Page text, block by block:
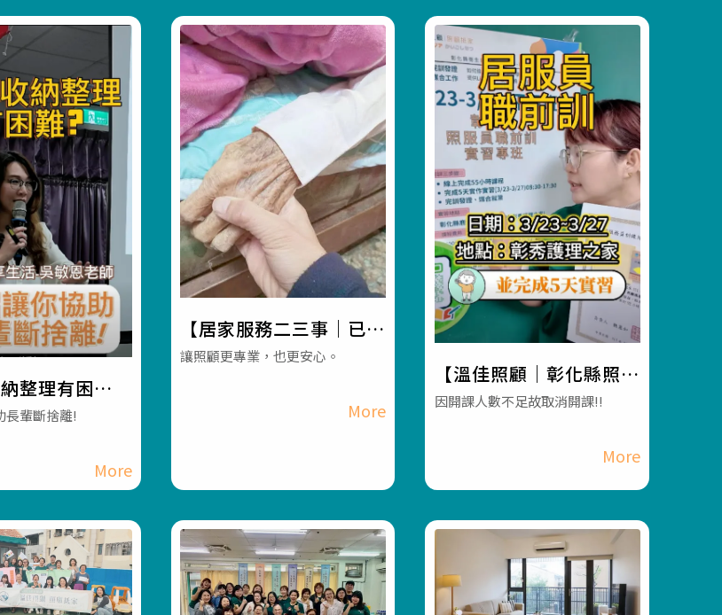
納整理有困
長照機構 #員
長輩斷捨離!
【居家服務二三事｜已經
習慣同一個服務員，為什
照機構 #員林長照機構 #
讓照顧更專業，也更安心。
【溫佳照顧｜彰化縣照服
員職前訓-實習班】#彰化
因開課人數不足故取消開課!!